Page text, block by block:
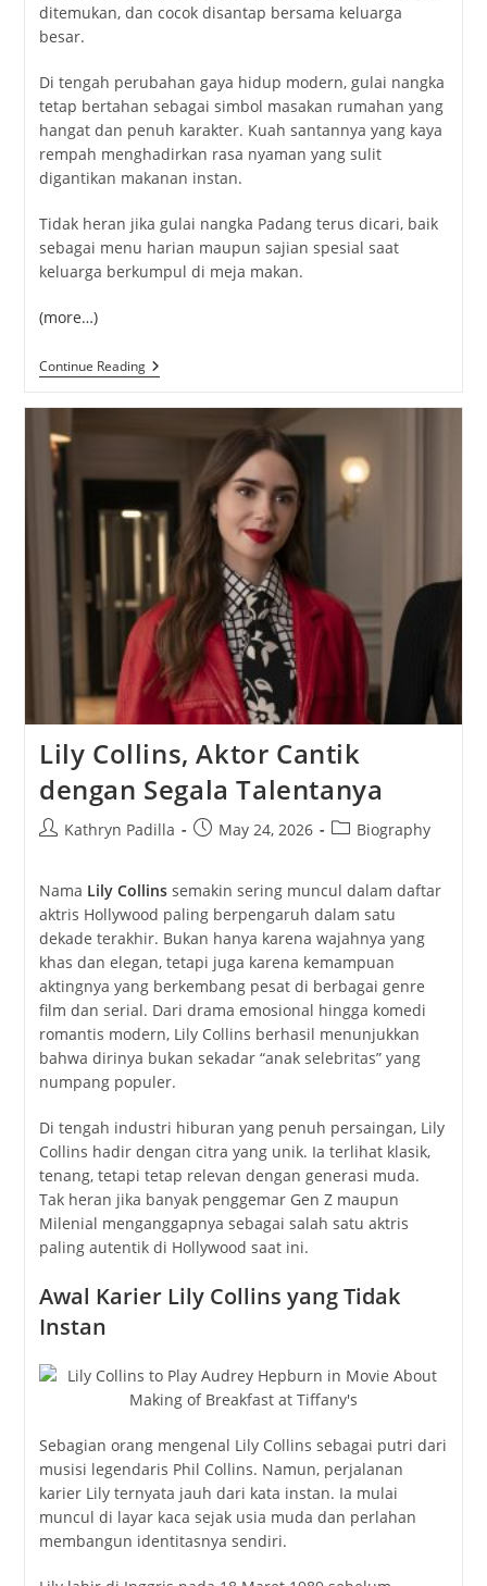
ditemukan, dan cocok disantap bersama keluarga
besar.
Di tengah perubahan gaya hidup modern, gulai nangka
tetap bertahan sebagai simbol masakan rumahan yang
hangat dan penuh karakter. Kuah santannya yang kaya
rempah menghadirkan rasa nyaman yang sulit
digantikan makanan instan.
Tidak heran jika gulai nangka Padang terus dicari, baik
sebagai menu harian maupun sajian spesial saat
keluarga berkumpul di meja makan.
(more…)
Continue ReadingGulai
Nangka
Andalan
Tangga
Lily Collins, Aktor Cantik
dengan Segala Talentanya
PostKathryn Padilla
PostMay 24, 2026
PostBiography
Nama Lily Collinssemakin sering muncul dalam daftar
aktris Hollywood paling berpengaruh dalam satu
dekade terakhir. Bukan hanya karena wajahnya yang
khas dan elegan, tetapi juga karena kemampuan
aktingnya yang berkembang pesat di berbagai genre
film dan serial. Dari drama emosional hingga komedi
romantis modern, Lily Collins berhasil menunjukkan
bahwa dirinya bukan sekadar “anak selebritas” yang
numpang populer.
Di tengah industri hiburan yang penuh persaingan, Lily
Collins hadir dengan citra yang unik. Ia terlihat klasik,
tenang, tetapi tetap relevan dengan generasi muda.
Tak heran jika banyak penggemar Gen Z maupun
Milenial menganggapnya sebagai salah satu aktris
paling autentik di Hollywood saat ini.
Awal Karier Lily Collins yang Tidak
Instan
Sebagian orang mengenal Lily Collins sebagai putri dari
musisi legendaris Phil Collins. Namun, perjalanan
karier Lily ternyata jauh dari kata instan. Ia mulai
muncul di layar kaca sejak usia muda dan perlahan
membangun identitasnya sendiri.